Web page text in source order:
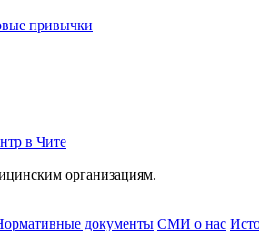
привычки
организациям.
документы СМИ о нас